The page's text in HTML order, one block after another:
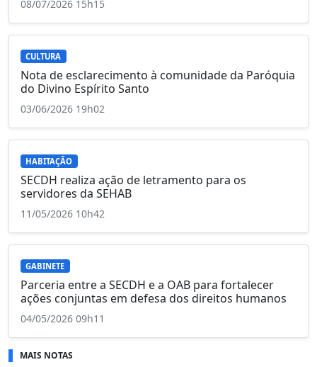
08/07/2026 15h15
CULTURA
Nota de esclarecimento à comunidade da Paróquia
do Divino Espírito Santo
03/06/2026 19h02
HABITAÇÃO
SECDH realiza ação de letramento para os
servidores da SEHAB
11/05/2026 10h42
GABINETE
Parceria entre a SECDH e a OAB para fortalecer
ações conjuntas em defesa dos direitos humanos
04/05/2026 09h11
MAIS NOTAS